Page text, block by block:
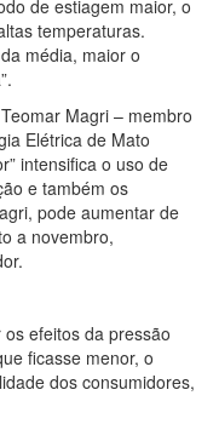
de estiagem maior, o
temperaturas.
média, maior o
Magri – membro
Elétrica de Mato
intensifica o uso de
e também os
pode aumentar de
a novembro,
efeitos da pressão
ficasse menor, o
dos consumidores,